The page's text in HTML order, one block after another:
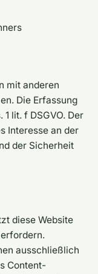
mit anderen
Die Erfassung
lit. f DSGVO. Der
Interesse an der
der Sicherheit
diese Website
ausschließlich
Content-